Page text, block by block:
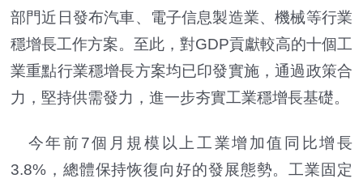
部門近日發布汽車、電子信息製造業、機械等行業
穩增長工作方案。至此，對GDP貢獻較高的十個工
業重點行業穩增長方案均已印發實施，通過政策合
力，堅持供需發力，進一步夯實工業穩增長基礎。
今年前7個月規模以上工業增加值同比增長
3.8%，總體保持恢復向好的發展態勢。工業固定